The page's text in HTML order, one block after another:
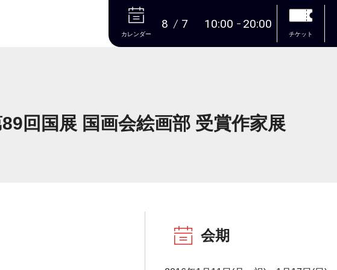
本文へ
カレンダー
8 7 10:00 20:00
チケット
回国展 国画会絵画部 受賞作家展
会期